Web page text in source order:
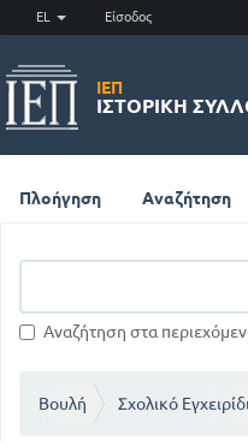
EL Είσοδος
ΙΕΠ
ΙΣΤΟΡΙΚΉ
Πλοήγηση Αναζήτηση
Αναζήτηση στα
Βουλή Σχολικό